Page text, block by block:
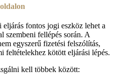
fontos jogi eszköz lehet a
szembeni fellépés során. A
egyszerű fizetési felszólítás,
feltételekhez kötött eljárási lépés.
kell többek között: